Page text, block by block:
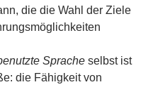
die die Wahl der Ziele
Sprache selbst ist
die Fähigkeit von